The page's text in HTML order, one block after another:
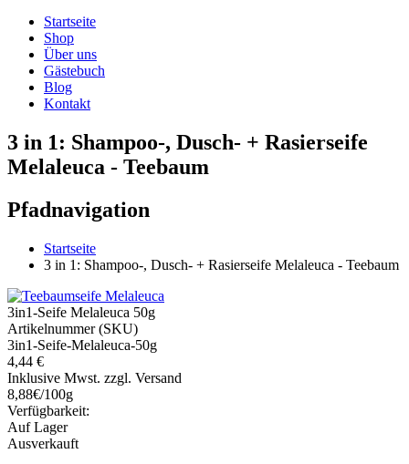
Startseite
Shop
Über uns
Gästebuch
Blog
Kontakt
3 in 1: Shampoo-, Dusch- + Rasierseife
Melaleuca - Teebaum
Pfadnavigation
Startseite
3 in 1: Shampoo-, Dusch- + Rasierseife Melaleuca - Teebaum
3in1-Seife Melaleuca 50g
Artikelnummer (SKU)
3in1-Seife-Melaleuca-50g
4,44 €
Inklusive Mwst. zzgl. Versand
8,88€/100g
Verfügbarkeit:
Auf Lager
Ausverkauft